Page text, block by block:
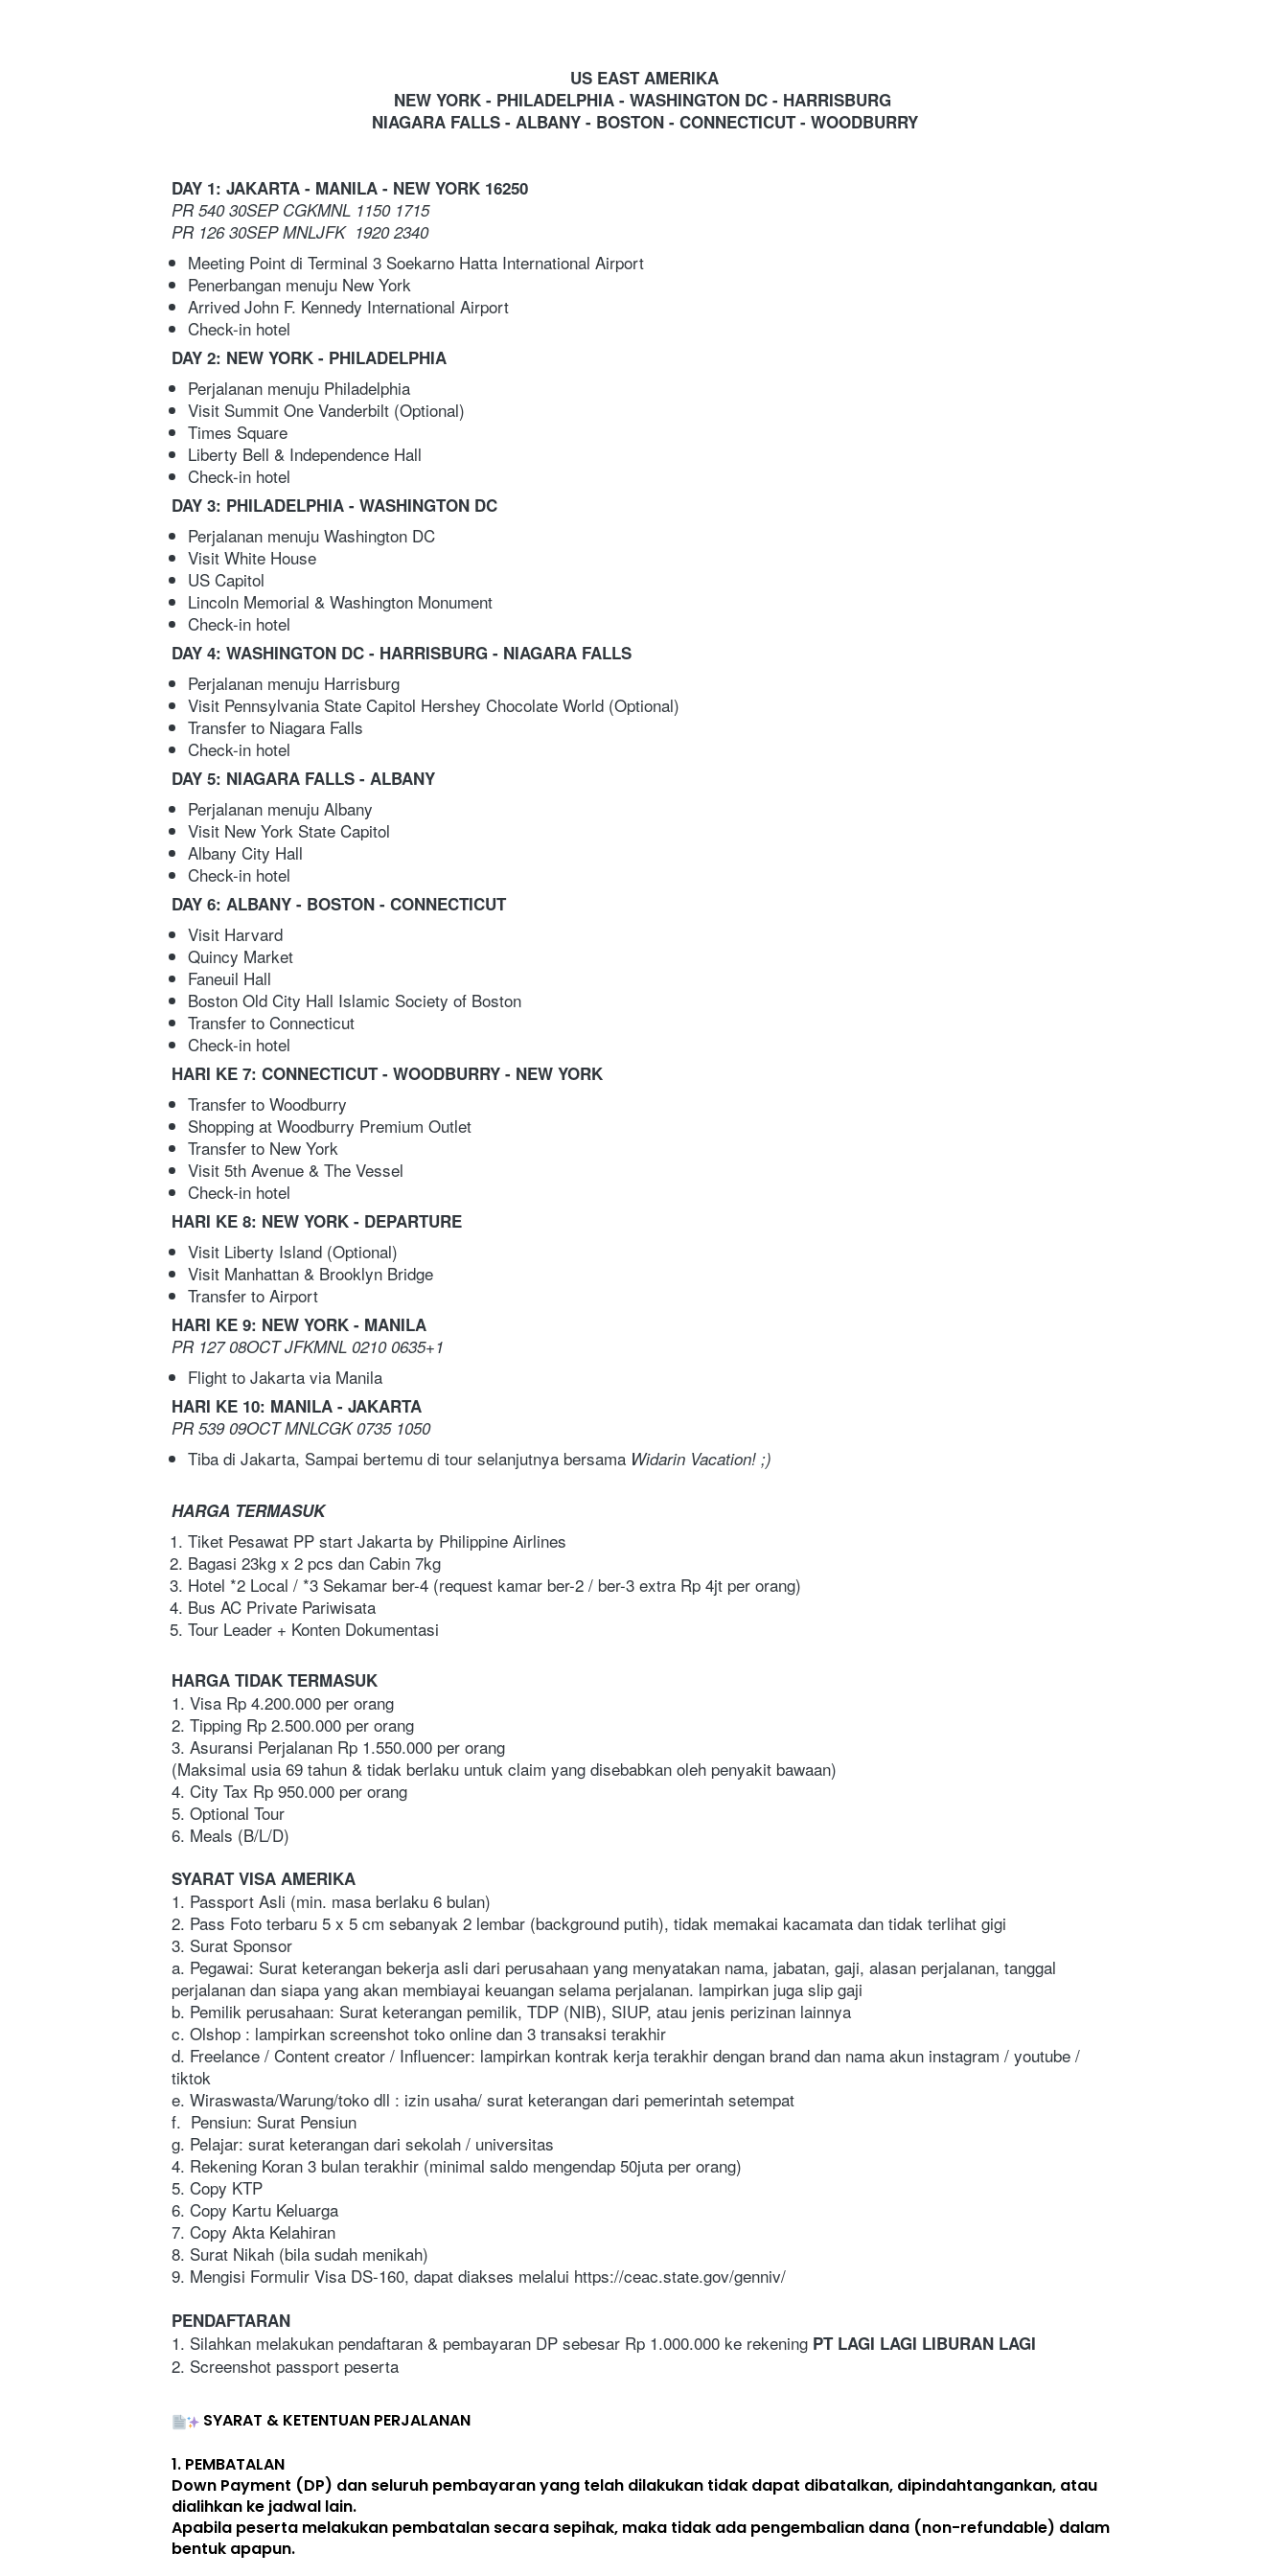
US EAST AMERIKA
NEW YORK - PHILADELPHIA - WASHINGTON DC - HARRISBURG
NIAGARA FALLS - ALBANY - BOSTON - CONNECTICUT - WOODBURRY
DAY 1: JAKARTA - MANILA - NEW YORK 16250
PR 540 30SEP CGKMNL 1150 1715
PR 126 30SEP MNLJFK  1920 2340
Meeting Point di Terminal 3 Soekarno Hatta International Airport
Penerbangan menuju New York
Arrived John F. Kennedy International Airport
Check-in hotel
DAY 2: NEW YORK - PHILADELPHIA
Perjalanan menuju Philadelphia
Visit Summit One Vanderbilt (Optional)
Times Square
Liberty Bell & Independence Hall
Check-in hotel
DAY 3: PHILADELPHIA - WASHINGTON DC
Perjalanan menuju Washington DC
Visit White House
US Capitol
Lincoln Memorial & Washington Monument
Check-in hotel
DAY 4: WASHINGTON DC - HARRISBURG - NIAGARA FALLS
Perjalanan menuju Harrisburg
Visit Pennsylvania State Capitol Hershey Chocolate World (Optional)
Transfer to Niagara Falls
Check-in hotel
DAY 5: NIAGARA FALLS - ALBANY
Perjalanan menuju Albany
Visit New York State Capitol
Albany City Hall
Check-in hotel
DAY 6: ALBANY - BOSTON - CONNECTICUT
Visit Harvard
Quincy Market
Faneuil Hall
Boston Old City Hall Islamic Society of Boston
Transfer to Connecticut
Check-in hotel
HARI KE 7: CONNECTICUT - WOODBURRY - NEW YORK
Transfer to Woodburry
Shopping at Woodburry Premium Outlet
Transfer to New York
Visit 5th Avenue & The Vessel
Check-in hotel
HARI KE 8: NEW YORK - DEPARTURE
Visit Liberty Island (Optional)
Visit Manhattan & Brooklyn Bridge
Transfer to Airport
HARI KE 9: NEW YORK - MANILA
PR 127 08OCT JFKMNL 0210 0635+1
Flight to Jakarta via Manila
HARI KE 10: MANILA - JAKARTA
PR 539 09OCT MNLCGK 0735 1050
Tiba di Jakarta, Sampai bertemu di tour selanjutnya bersama Widarin Vacation! ;)
HARGA TERMASUK
Tiket Pesawat PP start Jakarta by Philippine Airlines
Bagasi 23kg x 2 pcs dan Cabin 7kg
Hotel *2 Local / *3 Sekamar ber-4 (request kamar ber-2 / ber-3 extra Rp 4jt per orang)
Bus AC Private Pariwisata
Tour Leader + Konten Dokumentasi
HARGA TIDAK TERMASUK
1. Visa Rp 4.200.000 per orang
2. Tipping Rp 2.500.000 per orang
3. Asuransi Perjalanan Rp 1.550.000 per orang
(Maksimal usia 69 tahun & tidak berlaku untuk claim yang disebabkan oleh penyakit bawaan)
4. City Tax Rp 950.000 per orang
5. Optional Tour
6. Meals (B/L/D)
SYARAT VISA AMERIKA
1. Passport Asli (min. masa berlaku 6 bulan)
2. Pass Foto terbaru 5 x 5 cm sebanyak 2 lembar (background putih), tidak memakai kacamata dan tidak terlihat gigi
3. Surat Sponsor
a. Pegawai: Surat keterangan bekerja asli dari perusahaan yang menyatakan nama, jabatan, gaji, alasan perjalanan, tanggal
perjalanan dan siapa yang akan membiayai keuangan selama perjalanan. lampirkan juga slip gaji
b. Pemilik perusahaan: Surat keterangan pemilik, TDP (NIB), SIUP, atau jenis perizinan lainnya
c. Olshop : lampirkan screenshot toko online dan 3 transaksi terakhir
d. Freelance / Content creator / Influencer: lampirkan kontrak kerja terakhir dengan brand dan nama akun instagram / youtube /
tiktok
e. Wiraswasta/Warung/toko dll : izin usaha/ surat keterangan dari pemerintah setempat
f.  Pensiun: Surat Pensiun
g. Pelajar: surat keterangan dari sekolah / universitas
4. Rekening Koran 3 bulan terakhir (minimal saldo mengendap 50juta per orang)
5. Copy KTP
6. Copy Kartu Keluarga
7. Copy Akta Kelahiran
8. Surat Nikah (bila sudah menikah)
9. Mengisi Formulir Visa DS-160, dapat diakses melalui https://ceac.state.gov/genniv/
PENDAFTARAN
1. Silahkan melakukan pendaftaran & pembayaran DP sebesar Rp 1.000.000 ke rekening PT LAGI LAGI LIBURAN LAGI
2. Screenshot passport peserta
SYARAT & KETENTUAN PERJALANAN
1. PEMBATALAN
Down Payment (DP) dan seluruh pembayaran yang telah dilakukan tidak dapat dibatalkan, dipindahtangankan, atau
dialihkan ke jadwal lain.
Apabila peserta melakukan pembatalan secara sepihak, maka tidak ada pengembalian dana (non-refundable) dalam
bentuk apapun.